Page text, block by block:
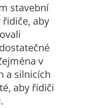
stavební
aby
v
a silnicích
aby řidiči